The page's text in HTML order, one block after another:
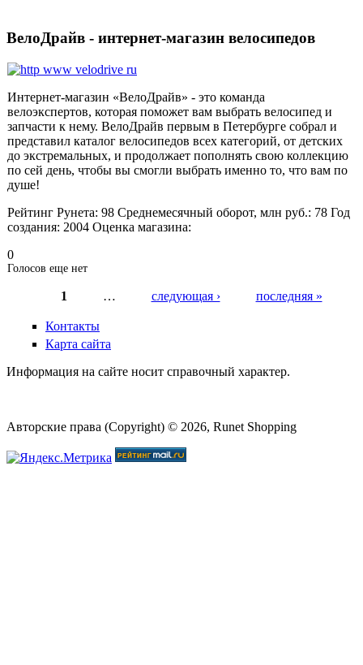
ВелоДрайв - интернет-магазин велосипедов
Интернет-магазин «ВелоДрайв» - это команда
велоэкспертов, которая поможет вам выбрать велосипед и
запчасти к нему. ВелоДрайв первым в Петербурге собрал и
представил каталог велосипедов всех категорий, от детских
до экстремальных, и продолжает пополнять свою коллекцию
по сей день, чтобы вы смогли выбрать именно то, что вам по
душе!
Рейтинг Рунета: 98 Среднемесячный оборот, млн руб.: 78 Год
создания: 2004 Оценка магазина:
0
Голосов еще нет
1 … следующая › последняя »
Контакты
Карта сайта
Информация на сайте носит справочный характер.
Авторские права (Copyright) © 2026, Runet Shopping